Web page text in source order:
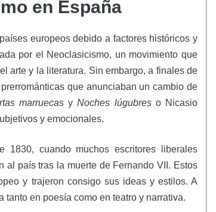
en España
europeos debido a factores históricos y
por el Neoclasicismo, un movimiento que
arte y la literatura. Sin embargo, a finales de
que anunciaban un cambio de
marruecasyNoches lúgubreso Nicasio
y emocionales.
cuando muchos escritores liberales
al país tras la muerte de Fernando VII. Estos
y trajeron consigo sus ideas y estilos. A
en poesía como en teatro y narrativa.